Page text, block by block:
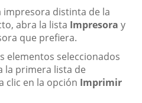
impresora distinta de la
abra la lista Impresora y
que prefiera.
elementos seleccionados
la primera lista de
clic en la opción Imprimir